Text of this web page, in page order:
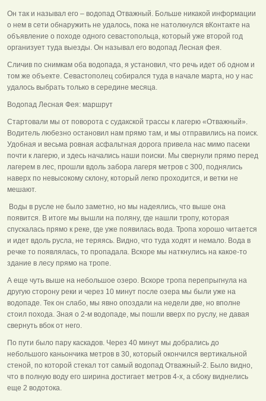
Он так и называл его – водопад Отважный. Больше никакой информации
о нем в сети обнаружить не удалось, пока не натолкнулся вКонтакте на
объявление о походе одного севастопольца, который уже второй год
организует туда выезды. Он называл его водопад Лесная фея.
Сличив по снимкам оба водопада, я установил, что речь идет об одном и
том же объекте. Севастополец собирался туда в начале марта, но у нас
удалось выбрать только в середине месяца.
Водопад Лесная Фея: маршрут
Стартовали мы от поворота с судакской трассы к лагерю «Отважный».
Водитель любезно остановил нам прямо там, и мы отправились на поиск.
Удобная и весьма ровная асфальтная дорога привела нас мимо пасеки
почти к лагерю, и здесь начались наши поиски. Мы свернули прямо перед
лагерем в лес, прошли вдоль забора лагеря метров с 300, поднялись
наверх по невысокому склону, который легко проходится, и ветки не
мешают.
Воды в русле не было заметно, но мы надеялись, что выше она
появится. В итоге мы вышли на поляну, где нашли тропу, которая
спускалась прямо к реке, где уже появилась вода. Тропа хорошо читается
и идет вдоль русла, не теряясь. Видно, что туда ходят и немало. Вода в
речке то появлялась, то пропадала. Вскоре мы наткнулись на какое-то
здание в лесу прямо на тропе.
А еще чуть выше на небольшое озеро. Вскоре тропа перепрыгнула на
другую сторону реки и через 10 минут после озера мы были уже на
водопаде. Тек он слабо, мы явно опоздали на недели две, но вполне
стоил похода. Зная о 2-м водопаде, мы пошли вверх по руслу, не давая
свернуть вбок от него.
По пути было пару каскадов. Через 40 минут мы добрались до
небольшого каньончика метров в 30, который окончился вертикальной
стеной, по которой стекал тот самый водопад Отважный-2. Было видно,
что в полную воду его ширина достигает метров 4-х, а сбоку виднелись
еще 2 водотока.